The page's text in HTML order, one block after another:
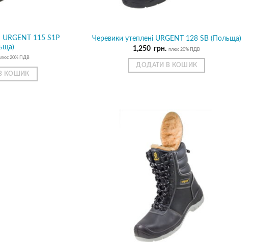
URGENT 115 Ѕ1Р
20% ПДВ
КОШИК
Черевики утеплені URGENT 128 SB (Польща)
1,250 грн. плюс 20% ПДВ
ДОДАТИ В КОШИК